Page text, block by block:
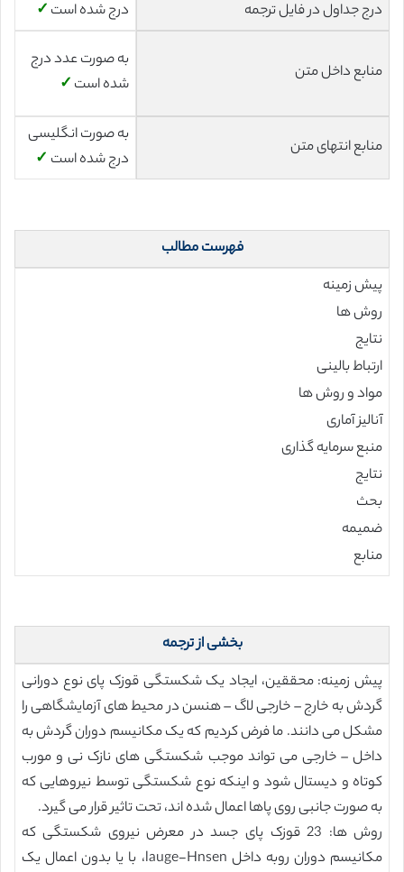
درج جداول در فایل ترجمه درج شده است ✓
منابع داخل متن
به صورت عدد درج
شده است ✓
منابع انتهای متن
به صورت انگلیسی
درج شده است ✓
فهرست مطالب
پیش زمینه
روش ها
نتایج
ارتباط بالینی
مواد و روش ها
آنالیز آماری
منبع سرمایه گذاری
نتایج
بحث
ضمیمه
منابع
بخشی از ترجمه
پیش زمینه: محققین، ایجاد یک شکستگی قوزک پای نوع دورانی
گردش به خارج – خارجی لاگ – هنسن در محیط های آزمایشگاهی را
مشکل می دانند. ما فرض کردیم که یک مکانیسم دوران گردش به
داخل – خارجی می تواند موجب شکستگی های نازک نی و مورب
کوتاه و دیستال شود و اینکه نوع شکستگی توسط نیروهایی که
به صورت جانبی روی پاها اعمال شده اند، تحت تاثیر قرار می گیرد.
روش ها: 23 قوزک پای جسد در معرض نیروی شکستگی که
مکانیسم دوران روبه داخل lauge-Hnsen، با یا بدون اعمال یک